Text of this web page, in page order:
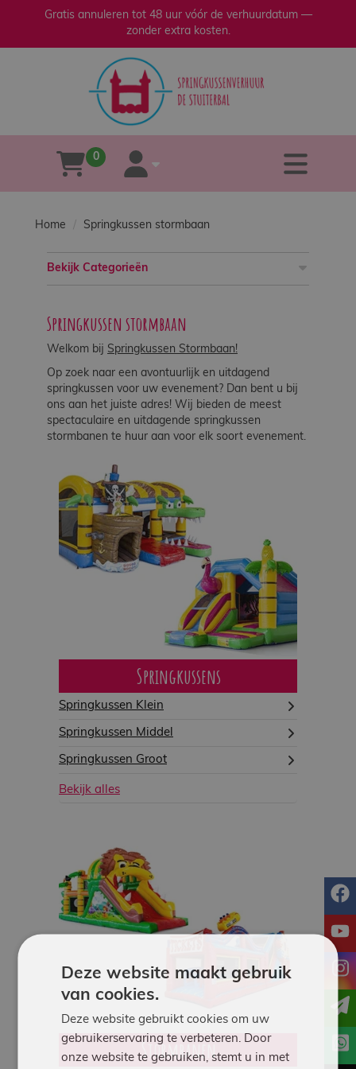
Gratis annuleren tot 48 uur vóór de verhuurdatum —
zonder extra kosten.
winkelwagen
0
account
×sluiten
Verkoop
spelen
Werken
Contact
Springparadijs
zoeken
Home Springkussen stormbaan
Bekijk Categorieën
Springkussen stormbaan
Welkom bij Springkussen Stormbaan!
Op zoek naar een avontuurlijk en uitdagend
springkussen voor uw evenement? Dan bent u bij
ons aan het juiste adres! Wij bieden de meest
spectaculaire en uitdagende springkussen
stormbanen te huur aan voor elk soort evenement.
Springkussens
Springkussen Klein
Springkussen Middel
Springkussen Groot
Bekijk alles
Stormbanen
Deze website maakt gebruik
van cookies.
Deze website gebruikt cookies om uw
gebruikerservaring te verbeteren. Door
onze website te gebruiken, stemt u in met